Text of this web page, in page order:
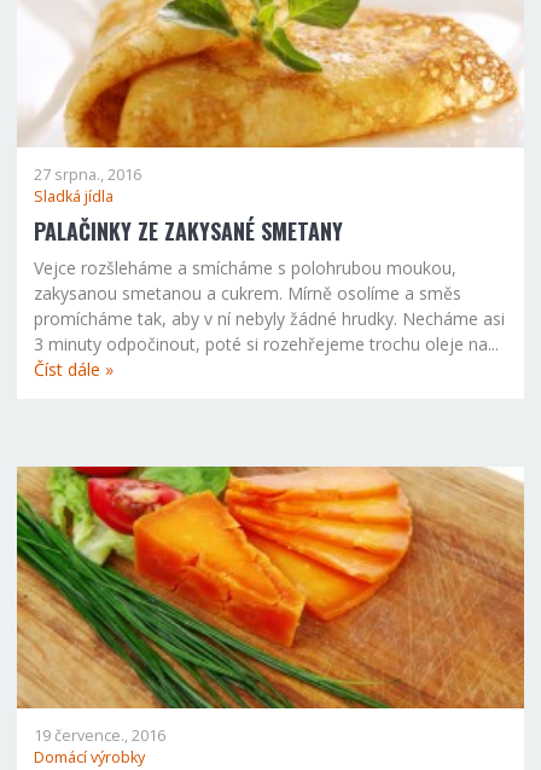
27 srpna., 2016
Sladká jídla
PALAČINKY ZE ZAKYSANÉ SMETANY
Vejce rozšleháme a smícháme s polohrubou moukou,
zakysanou smetanou a cukrem. Mírně osolíme a směs
promícháme tak, aby v ní nebyly žádné hrudky. Necháme asi
3 minuty odpočinout, poté si rozehřejeme trochu oleje na...
Číst dále »
19 července., 2016
Domácí výrobky